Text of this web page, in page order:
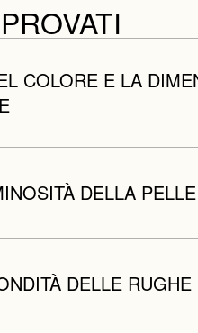
COLORE E LA
DELLA PELLE
DELLE RUGHE